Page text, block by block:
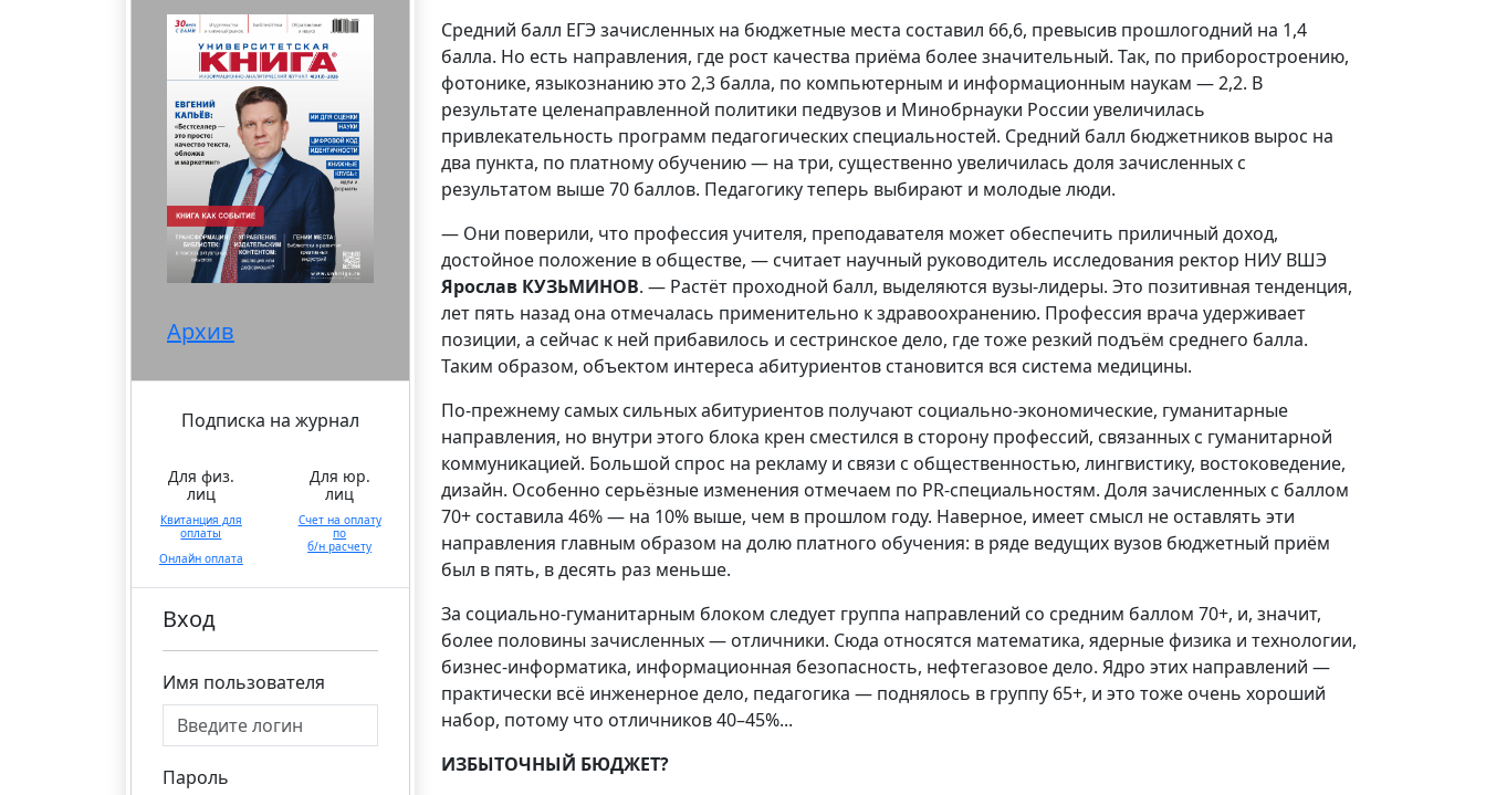
Архив
Подписка на журнал
Для физ.
лиц
Квитанция для
оплаты
Онлайн оплата
Для юр.
лиц
Счет на оплату
по
б/н расчету
Вход
Имя пользователя
Пароль
Средний балл ЕГЭ зачисленных на бюджетные места составил 66,6, превысив прошлогодний на 1,4
балла. Но есть направления, где рост качества приёма более значительный. Так, по приборостроению,
фотонике, языкознанию это 2,3 балла, по компьютерным и информационным наукам — 2,2. В
результате целенаправленной политики педвузов и Минобрнауки России увеличилась
привлекательность программ педагогических специальностей. Средний балл бюджетников вырос на
два пункта, по платному обучению — на три, существенно увеличилась доля зачисленных с
результатом выше 70 баллов. Педагогику теперь выбирают и молодые люди.
— Они поверили, что профессия учителя, преподавателя может обеспечить приличный доход,
достойное положение в обществе, — считает научный руководитель исследования ректор НИУ ВШЭ
Ярослав КУЗЬМИНОВ. — Растёт проходной балл, выделяются вузы-лидеры. Это позитивная тенденция,
лет пять назад она отмечалась применительно к здравоохранению. Профессия врача удерживает
позиции, а сейчас к ней прибавилось и сестринское дело, где тоже резкий подъём среднего балла.
Таким образом, объектом интереса абитуриентов становится вся система медицины.
По-прежнему самых сильных абитуриентов получают социально-экономические, гуманитарные
направления, но внутри этого блока крен сместился в сторону профессий, связанных с гуманитарной
коммуникацией. Большой спрос на рекламу и связи с общественностью, лингвистику, востоковедение,
дизайн. Особенно серьёзные изменения отмечаем по PR-специальностям. Доля зачисленных с баллом
70+ составила 46% — на 10% выше, чем в прошлом году. Наверное, имеет смысл не оставлять эти
направления главным образом на долю платного обучения: в ряде ведущих вузов бюджетный приём
был в пять, в десять раз меньше.
За социально-гуманитарным блоком следует группа направлений со средним баллом 70+, и, значит,
более половины зачисленных — отличники. Сюда относятся математика, ядерные физика и технологии,
бизнес-информатика, информационная безопасность, нефтегазовое дело. Ядро этих направлений —
практически всё инженерное дело, педагогика — поднялось в группу 65+, и это тоже очень хороший
набор, потому что отличников 40–45%...
ИЗБЫТОЧНЫЙ БЮДЖЕТ?